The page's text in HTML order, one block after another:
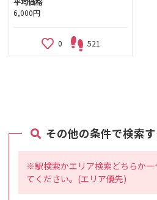
6,000円
0 521
その他の条件で検索す
※駅検索かエリア検索どちらか一
てください。(エリア優先)